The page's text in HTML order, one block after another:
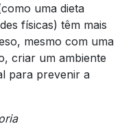
uma dieta
físicas) têm mais
mesmo com uma
criar um ambiente
para prevenir a